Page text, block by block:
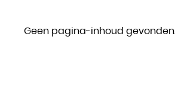
Geen pagina-inhoud gevonden.